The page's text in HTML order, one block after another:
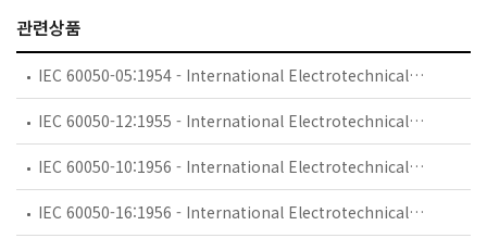
관련상품
IEC 60050-05:1954 - International Electrotechnical Vocabulary (IEV) - Part 05: Fundamental definitions
IEC 60050-12:1955 - International Electrotechnical Vocabulary (IEV) - Part 12: Transductors
IEC 60050-10:1956 - International Electrotechnical Vocabulary (IEV) - Part 10: Machines and transformers
IEC 60050-16:1956 - International Electrotechnical Vocabulary (IEV) - Part 16: Protective relays